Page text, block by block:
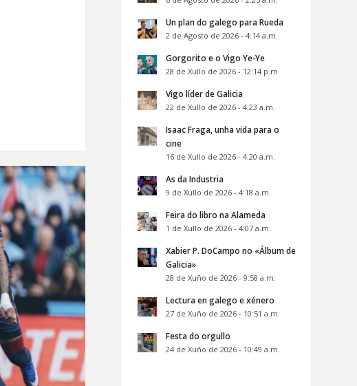
Un plan do galego para Rueda
2 de Agosto de 2026 - 4:14 a.m.
Gorgorito e o Vigo Ye-Ye
28 de Xullo de 2026 - 12:14 p.m.
Vigo líder de Galicia
22 de Xullo de 2026 - 4:23 a.m.
Isaac Fraga, unha vida para o
cine
16 de Xullo de 2026 - 4:20 a.m.
As da Industria
9 de Xullo de 2026 - 4:18 a.m.
Feira do libro na Alameda
1 de Xullo de 2026 - 4:07 a.m.
Xabier P. DoCampo no «Álbum de
Galicia»
28 de Xuño de 2026 - 9:58 a.m.
Lectura en galego e xénero
27 de Xuño de 2026 - 10:51 a.m.
Festa do orgullo
24 de Xuño de 2026 - 10:49 a.m.